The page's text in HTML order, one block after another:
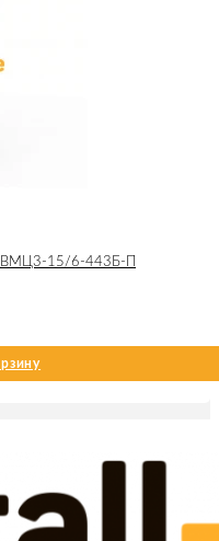
ВМЦ3-15/6-443Б-П